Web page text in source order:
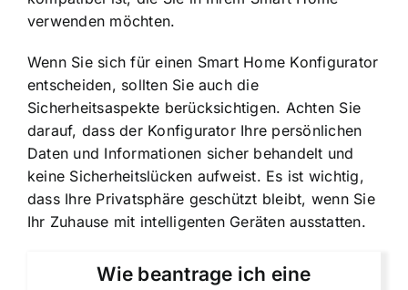
verwenden möchten.
Wenn Sie sich für einen Smart Home Konfigurator
entscheiden, sollten Sie auch die
Sicherheitsaspekte berücksichtigen. Achten Sie
darauf, dass der Konfigurator Ihre persönlichen
Daten und Informationen sicher behandelt und
keine Sicherheitslücken aufweist. Es ist wichtig,
dass Ihre Privatsphäre geschützt bleibt, wenn Sie
Ihr Zuhause mit intelligenten Geräten ausstatten.
Wie beantrage ich eine